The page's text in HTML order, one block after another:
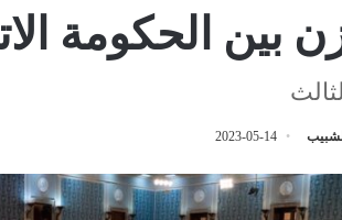
بين الحكومة
2023-05-14